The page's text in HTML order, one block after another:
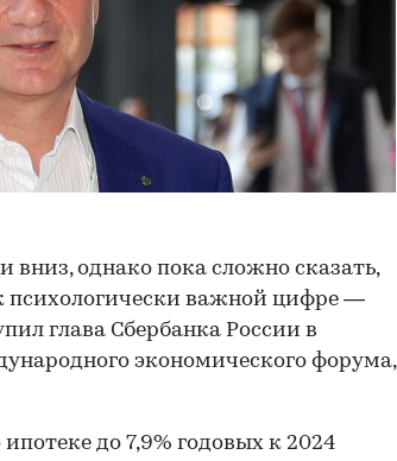
вниз, однако пока сложно сказать,
психологически важной цифре —
глава Сбербанка России в
экономического форума,
до 7,9% годовых к 2024